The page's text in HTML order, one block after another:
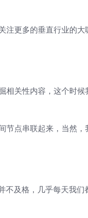
注更多的垂直行业的大
相关性内容，这个时候
节点串联起来，当然，
不及格，几乎每天我们